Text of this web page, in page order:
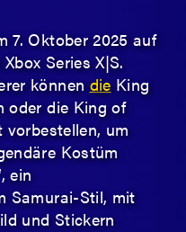
7. Oktober 2025 auf
Series X|S.
könnendieKing
oder die King of
vorbestellen, um
Kostüm
ein
Samurai-Stil, mit
und Stickern